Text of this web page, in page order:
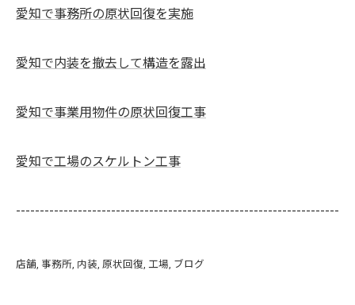
愛知で事務所の原状回復を実施
愛知で内装を撤去して構造を露出
愛知で事業用物件の原状回復工事
愛知で工場のスケルトン工事
--------------------------------------------------------------------
店舗 事務所 内装 原状回復 工場 ブログ